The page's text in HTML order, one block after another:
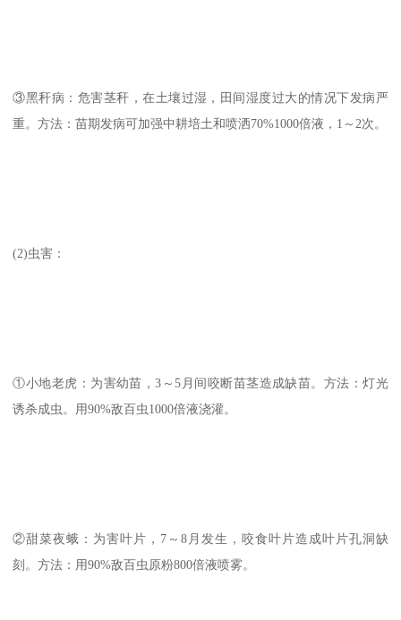
③黑秆病：危害茎秆，在土壤过湿，田间湿度过大的情况下发病严
重。方法：苗期发病可加强中耕培土和喷洒70%1000倍液，1～2次。
(2)虫害：
①小地老虎：为害幼苗，3～5月间咬断苗茎造成缺苗。方法：灯光
诱杀成虫。用90%敌百虫1000倍液浇灌。
②甜菜夜蛾：为害叶片，7～8月发生，咬食叶片造成叶片孔洞缺
刻。方法：用90%敌百虫原粉800倍液喷雾。